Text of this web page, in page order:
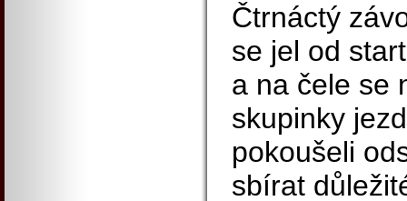
Čtrnáctý
se jel od
a na čele se
skupinky
pokoušeli
sbírat